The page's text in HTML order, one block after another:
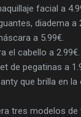
facial a
diadema a
a 5.99€.
el cabello a 2.99€.
de pegatinas a
que brilla en la
tres modelos de